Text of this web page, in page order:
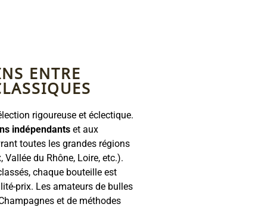
ENTRE
rigoureuse et éclectique.
indépendants et aux
toutes les grandes régions
du Rhône, Loire, etc.).
chaque bouteille est
prix. Les amateurs de bulles
et de méthodes